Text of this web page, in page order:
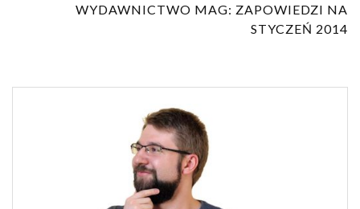
WYDAWNICTWO MAG: ZAPOWIEDZI NA
STYCZEŃ 2014